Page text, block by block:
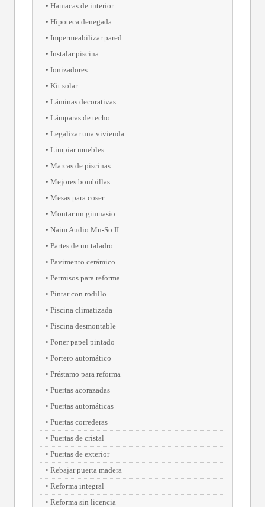
Hamacas de interior
Hipoteca denegada
Impermeabilizar pared
Instalar piscina
Ionizadores
Kit solar
Láminas decorativas
Lámparas de techo
Legalizar una vivienda
Limpiar muebles
Marcas de piscinas
Mejores bombillas
Mesas para coser
Montar un gimnasio
Naim Audio Mu-So II
Partes de un taladro
Pavimento cerámico
Permisos para reforma
Pintar con rodillo
Piscina climatizada
Piscina desmontable
Poner papel pintado
Portero automático
Préstamo para reforma
Puertas acorazadas
Puertas automáticas
Puertas correderas
Puertas de cristal
Puertas de exterior
Rebajar puerta madera
Reforma integral
Reforma sin licencia